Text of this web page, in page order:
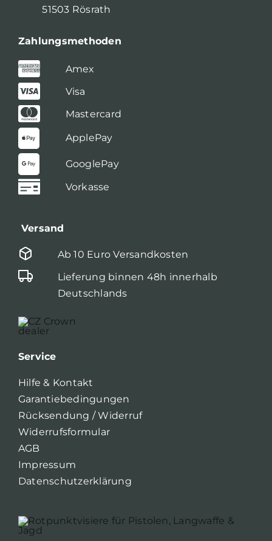
51503 Rösrath
Zahlungsmethoden
Amex
Visa
Mastercard
ApplePay
GooglePay
Vorkasse
Versand
Ab 10 Euro Versandkosten
Lieferung binnen 48h innerhalb
Deutschlands
Service
Hilfe & Kontakt
Garantiebedingungen
Rücksendung / Widerruf
Widerrufsformular
AGB
Impressum
Datenschutzerklärung